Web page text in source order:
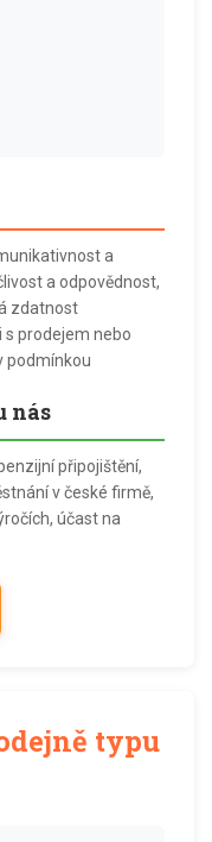
a
a odpovědnost,
zdatnost
prodejem nebo
podmínkou
nás
připojištění,
v české firmě,
účast na
typu